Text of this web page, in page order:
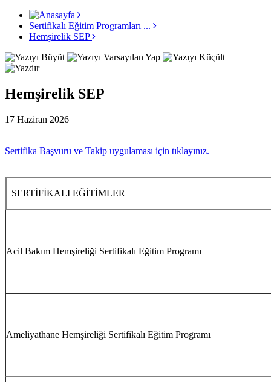
Sertifikalı Eğitim Programları ...
Hemşirelik SEP
Hemşirelik SEP
17 Haziran 2026
Sertifika Başvuru ve Takip uygulaması için tıklayınız.
SERTİFİKALI EĞİTİMLER
Acil Bakım Hemşireliği Sertifikalı Eğitim Programı
Ameliyathane Hemşireliği Sertifikalı Eğitim Programı